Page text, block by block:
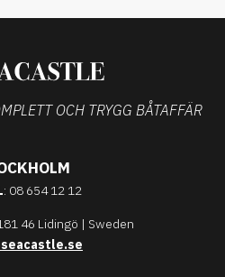
OCH TRYGG BÅTAFFÄR
: 08 654 12 12
46 Lidingö | Sweden